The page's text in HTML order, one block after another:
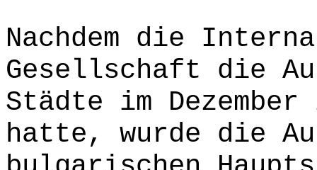
Nachdem die
Gesellschaft die
Städte im
hatte, wurde die